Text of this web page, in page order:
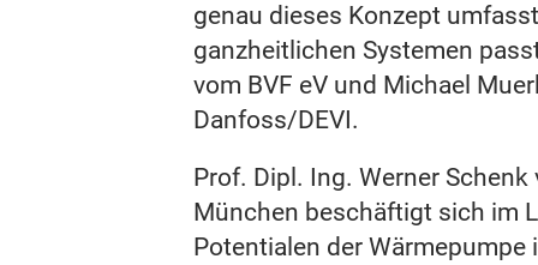
genau dieses Konzept
ganzheitlichen Systemen
vom BVF eV und Michael
Danfoss/DEVI.
Prof. Dipl. Ing. Werner
München beschäftigt sich im
Potentialen der Wärmepumpe